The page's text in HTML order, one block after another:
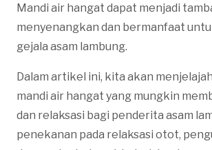
Mandi air hangat dapat menjadi
menyenangkan dan bermanfaat
gejala asam lambung.
Dalam artikel ini, kita akan
mandi air hangat yang mungkin
dan relaksasi bagi penderita asam
penekanan pada relaksasi otot,